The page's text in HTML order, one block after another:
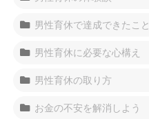
男性育休で達成できたこと
男性育休に必要な心構え
男性育休の取り方
お金の不安を解消しよう